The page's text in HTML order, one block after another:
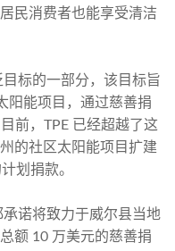
民消费者也能享受清洁
标的一部分，该目标旨
阳能项目，通过慈善捐
前，TPE 已经超越了这
的社区太阳能项目扩建
划捐款。
诺将致力于威尔县当地
额 10 万美元的慈善捐